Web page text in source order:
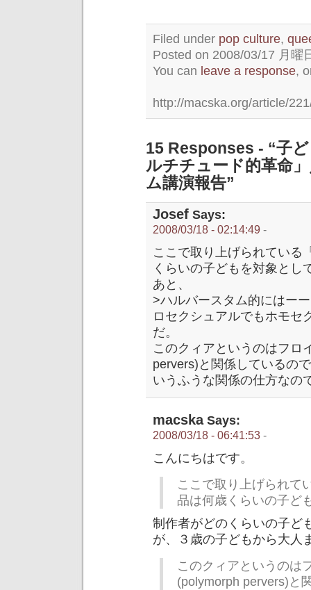
Filed under pop culture,
Posted on 2008/03/17 月曜
You can leave a response,
http://macska.org/article/
15 Responses - “子
ルチチュード的革命
ム講演報告”
Josef Says:
2008/03/18 - 02:14:49 -
ここで取り上げられている
くらいの子どもを対象とし
あと、
>ハルバースタム的にはー
ロセクシュアルでもホモセ
だ。
このクィアというのはフロ
pervers)と関係しているの
いうふうな関係の仕方なの
macskaSays:
2008/03/18 - 06:41:53 -
こんにちはです。
ここで取り上げられて
品は何歳くらいの子ど
制作者がどのくらいの子ど
が、３歳の子どもから大人
このクィアというのは
(polymorph pervers)と